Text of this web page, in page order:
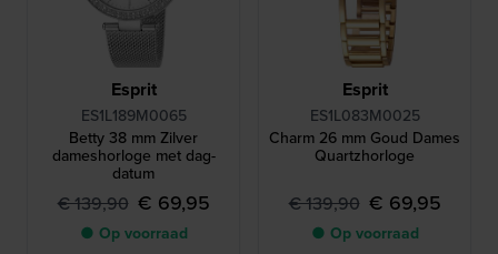
Esprit
ES1L189M0065
Betty 38 mm Zilver
dameshorloge met dag-
datum
€ 139,90 € 69,95
● Op voorraad
Esprit
ES1L083M0025
Charm 26 mm Goud Dames
Quartzhorloge
€ 139,90 € 69,95
● Op voorraad